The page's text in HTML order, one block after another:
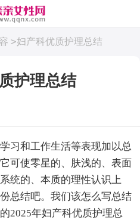
>妇产科优质护理总结
护理总结
和工作生活等表现加以总
可使零星的、肤浅的、表面
统的、本质的理性认识上
总结吧。我们该怎么写总结
2025年妇产科优质护理总